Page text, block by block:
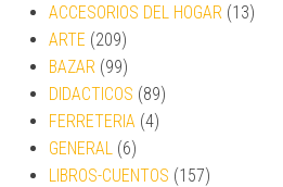
ACCESORIOS DEL HOGAR (13)
ARTE (209)
BAZAR (99)
DIDACTICOS (89)
FERRETERIA (4)
GENERAL (6)
LIBROS-CUENTOS (157)